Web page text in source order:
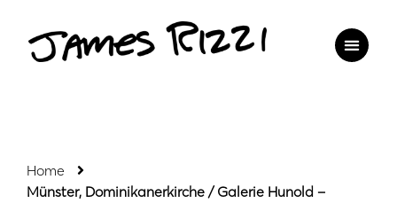
Home
Münster, Dominikanerkirche / Galerie Hunold –